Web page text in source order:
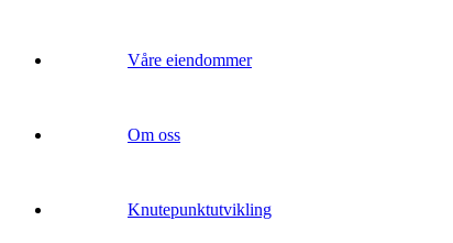
Våre eiendommer
Om oss
Knutepunktutvikling